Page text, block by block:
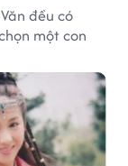
đều có
một con